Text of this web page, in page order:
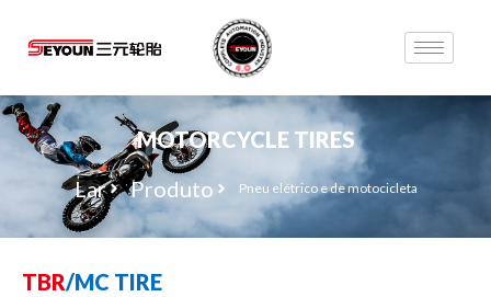
MOTORCYCLE TIRES
Lar
Produto Pneu elétrico e de motocicleta
TBR/MC TIRE